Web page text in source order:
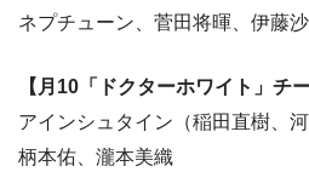
ネプチューン、菅田将暉、伊藤
【月10「ドクターホワイト」チー
アインシュタイン（稲田直樹、
柄本佑、瀧本美織